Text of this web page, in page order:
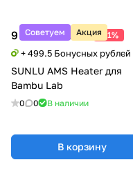
Советуем Акция
9 990 ₽20 388 ₽ -51%
+ 499.5 Бонусных рублей
SUNLU AMS Heater для
Bambu Lab
0 0 В наличии
В корзину